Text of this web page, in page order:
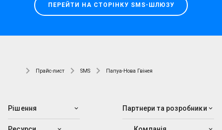
ПЕРЕЙТИ НА СТОРІНКУ SMS-ШЛЮЗУ
Прайс-лист SMS Папуа-Нова Гвінея
Рішення Партнери та розробники